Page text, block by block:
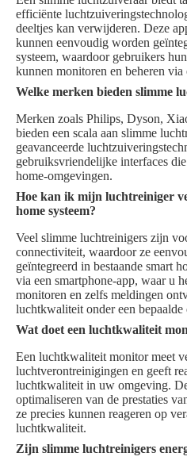
efficiënte
deeltjes kan verwijderen. Deze
kunnen eenvoudig worden
systeem, waardoor gebruikers
kunnen monitoren en beheren via
Welke merken bieden slimme
Merken zoals Philips, Dyson,
bieden een scala aan slimme
geavanceerde
gebruiksvriendelijke interfaces
home-omgevingen.
Hoe kan ik mijn luchtreiniger
home systeem?
Veel slimme luchtreinigers zijn
connectiviteit, waardoor ze
geïntegreerd in bestaande smart
via een smartphone-app, waar u
monitoren en zelfs meldingen
luchtkwaliteit onder een bepaalde
Wat doet een luchtkwaliteit
Een luchtkwaliteit monitor meet
luchtverontreinigingen en geeft
luchtkwaliteit in uw omgeving.
optimaliseren van de prestaties
ze precies kunnen reageren op
luchtkwaliteit.
Zijn slimme luchtreinigers